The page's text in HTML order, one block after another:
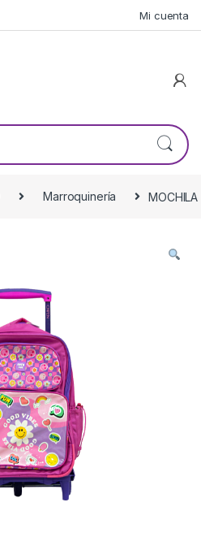
Mi cuenta
Marroquinería MOCHILA